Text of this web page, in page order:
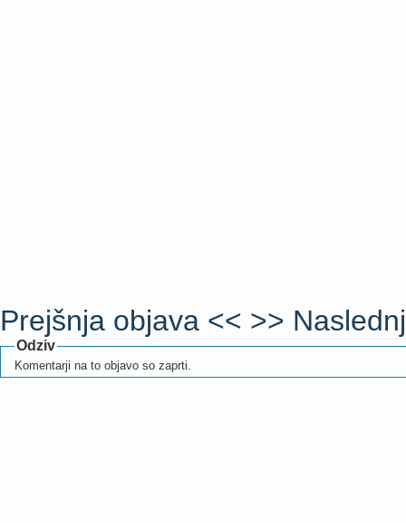
Prejšnja objava << >>
Odziv
Komentarji na to objavo so zaprti.